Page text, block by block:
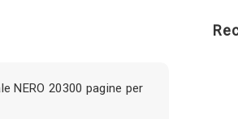
NERO 20300 pagine per